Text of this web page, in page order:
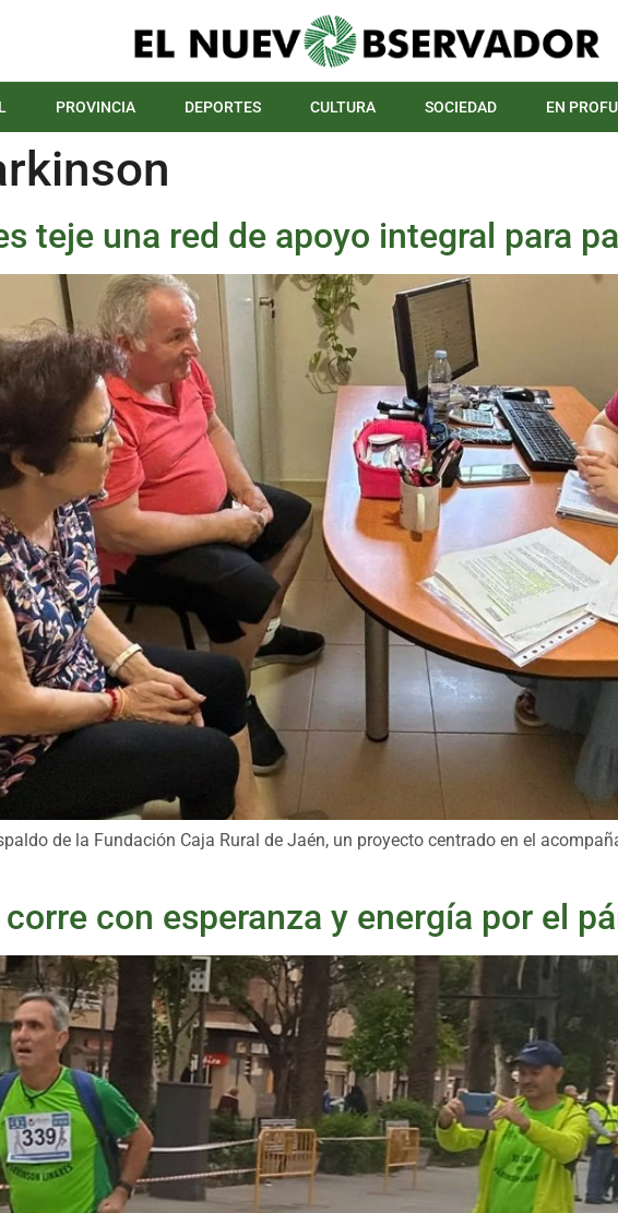
PROVINCIA DEPORTES CULTURA SOCIEDAD EN
teje una red de apoyo integral para
de la Fundación Caja Rural de Jaén, un proyecto centrado en el
con esperanza y energía por el